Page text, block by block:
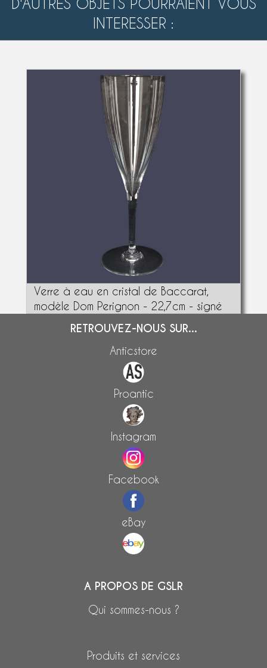
D'AUTRES OBJETS POURRAIENT VOUS
INTERESSER :
Verre à eau en cristal de Baccarat,
modèle Dom Perignon - 22,7cm - signé
RETROUVEZ-NOUS SUR...
Anticstore
Proantic
Instagram
Facebook
eBay
A PROPOS DE GSLR
Qui sommes-nous ?
Produits et services